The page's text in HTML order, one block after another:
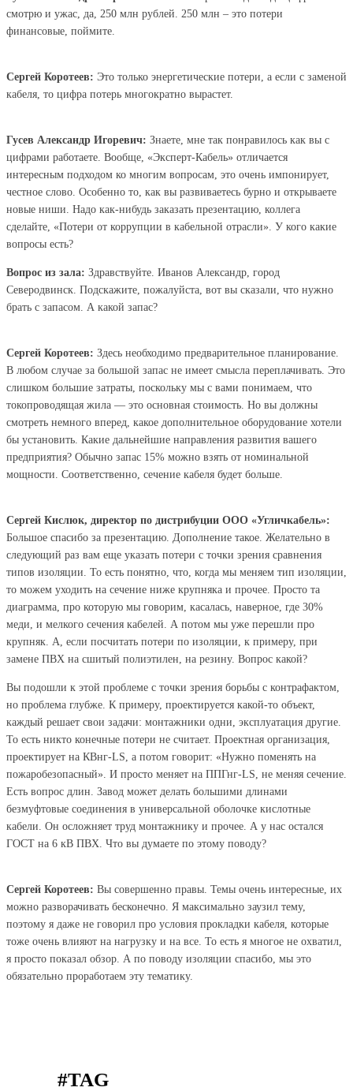
смотрю и ужас, да, 250 млн рублей. 250 млн – это потери
финансовые, поймите.
Сергей Коротеев: Это только энергетические потери, а если с заменой
кабеля, то цифра потерь многократно вырастет.
Гусев Александр Игоревич: Знаете, мне так понравилось как вы с
цифрами работаете. Вообще, «Эксперт-Кабель» отличается
интересным подходом ко многим вопросам, это очень импонирует,
честное слово. Особенно то, как вы развиваетесь бурно и открываете
новые ниши. Надо как-нибудь заказать презентацию, коллега
сделайте, «Потери от коррупции в кабельной отрасли». У кого какие
вопросы есть?
Вопрос из зала: Здравствуйте. Иванов Александр, город
Северодвинск. Подскажите, пожалуйста, вот вы сказали, что нужно
брать с запасом. А какой запас?
Сергей Коротеев: Здесь необходимо предварительное планирование.
В любом случае за большой запас не имеет смысла переплачивать. Это
слишком большие затраты, поскольку мы с вами понимаем, что
токопроводящая жила — это основная стоимость. Но вы должны
смотреть немного вперед, какое дополнительное оборудование хотели
бы установить. Какие дальнейшие направления развития вашего
предприятия? Обычно запас 15% можно взять от номинальной
мощности. Соответственно, сечение кабеля будет больше.
Сергей Кислюк, директор по дистрибуции ООО «Угличкабель»:
Большое спасибо за презентацию. Дополнение такое. Желательно в
следующий раз вам еще указать потери с точки зрения сравнения
типов изоляции. То есть понятно, что, когда мы меняем тип изоляции,
то можем уходить на сечение ниже крупняка и прочее. Просто та
диаграмма, про которую мы говорим, касалась, наверное, где 30%
меди, и мелкого сечения кабелей. А потом мы уже перешли про
крупняк. А, если посчитать потери по изоляции, к примеру, при
замене ПВХ на сшитый полиэтилен, на резину. Вопрос какой?
Вы подошли к этой проблеме с точки зрения борьбы с контрафактом,
но проблема глубже. К примеру, проектируется какой-то объект,
каждый решает свои задачи: монтажники одни, эксплуатация другие.
То есть никто конечные потери не считает. Проектная организация,
проектирует на КВнг-LS, а потом говорит: «Нужно поменять на
пожаробезопасный». И просто меняет на ППГнг-LS, не меняя сечение.
Есть вопрос длин. Завод может делать большими длинами
безмуфтовые соединения в универсальной оболочке кислотные
кабели. Он осложняет труд монтажнику и прочее. А у нас остался
ГОСТ на 6 кВ ПВХ. Что вы думаете по этому поводу?
Сергей Коротеев: Вы совершенно правы. Темы очень интересные, их
можно разворачивать бесконечно. Я максимально заузил тему,
поэтому я даже не говорил про условия прокладки кабеля, которые
тоже очень влияют на нагрузку и на все. То есть я многое не охватил,
я просто показал обзор. А по поводу изоляции спасибо, мы это
обязательно проработаем эту тематику.
#TAG